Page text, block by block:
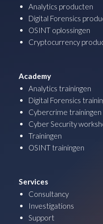
Analytics producten
Digital Forensics
OSINT oplossingen
Cryptocurrency
Academy
Analytics trainingen
Digital Forensics
Cybercrime trainingen
Cyber Security
Trainingen
OSINT trainingen
Services
Consultancy
Investigations
Support